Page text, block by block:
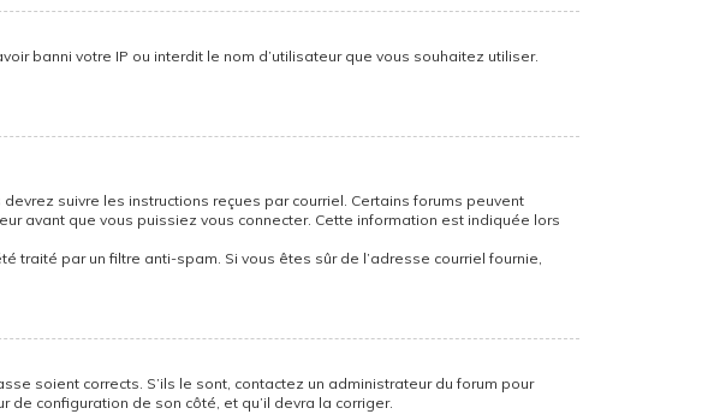
banni votre IP ou interdit le nom d’utilisateur que vous souhaitez utiliser.
suivre les instructions reçues par courriel. Certains forums peuvent
avant que vous puissiez vous connecter. Cette information est indiquée lors
traité par un filtre anti-spam. Si vous êtes sûr de l’adresse courriel fournie,
soient corrects. S’ils le sont, contactez un administrateur du forum pour
configuration de son côté, et qu’il devra la corriger.